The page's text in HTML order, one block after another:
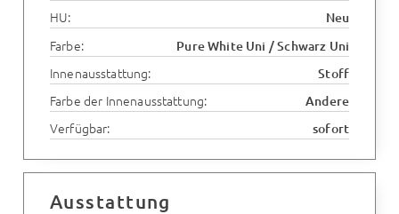
HU: Neu
Farbe: Pure White Uni / Schwarz Uni
Innenausstattung: Stoff
Farbe der Innenausstattung: Andere
Verfügbar: sofort
Ausstattung